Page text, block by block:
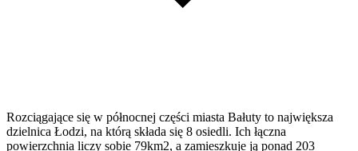
Rozciągające się w północnej części miasta Bałuty to największa
dzielnica Łodzi, na którą składa się 8 osiedli. Ich łączna
powierzchnia liczy sobie 79km2, a zamieszkuje ją ponad 203